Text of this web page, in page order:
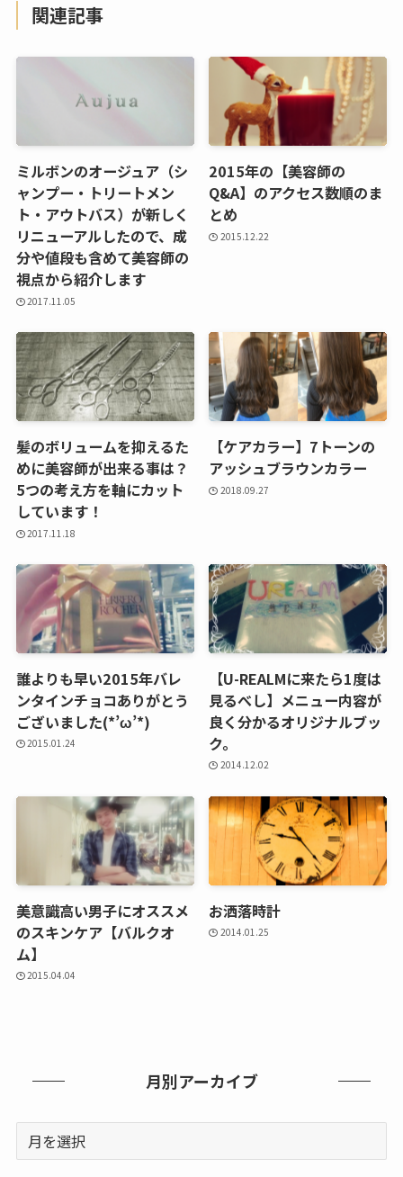
関連記事
ミルボンのオージュア（シ
ャンプー・トリートメン
ト・アウトバス）が新しく
リニューアルしたので、成
分や値段も含めて美容師の
視点から紹介します
2017.11.05
2015年の【美容師の
Q&A】のアクセス数順のま
とめ
2015.12.22
髪のボリュームを抑えるた
めに美容師が出来る事は？
5つの考え方を軸にカット
しています！
2017.11.18
【ケアカラー】7トーンの
アッシュブラウンカラー
2018.09.27
誰よりも早い2015年バレ
ンタインチョコありがとう
ございました(*’ω’*)
2015.01.24
【U-REALMに来たら1度は
見るべし】メニュー内容が
良く分かるオリジナルブッ
ク。
2014.12.02
美意識高い男子にオススメ
のスキンケア【バルクオ
ム】
2015.04.04
お洒落時計
2014.01.25
月別アーカイブ